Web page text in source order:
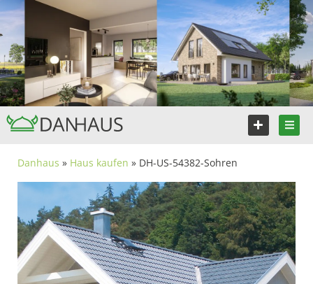
Danhaus » Haus kaufen » DH-US-54382-Sohren